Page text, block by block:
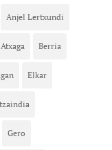
Anjel Lertxundi
Berria
Elkar
Gero